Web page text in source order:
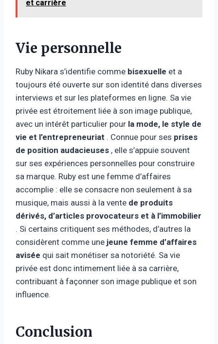
et carrière
Vie personnelle
Ruby Nikara s’identifie comme bisexuelle et a
toujours été ouverte sur son identité dans diverses
interviews et sur les plateformes en ligne. Sa vie
privée est étroitement liée à son image publique,
avec un intérêt particulier pour la mode, le style de
vie et l’entrepreneuriat . Connue pour ses prises
de position audacieuses , elle s’appuie souvent
sur ses expériences personnelles pour construire
sa marque. Ruby est une femme d’affaires
accomplie : elle se consacre non seulement à sa
musique, mais aussi à la vente de produits
dérivés, d’articles provocateurs et à l’immobilier
. Si certains critiquent ses méthodes, d’autres la
considèrent comme une jeune femme d’affaires
avisée qui sait monétiser sa notoriété. Sa vie
privée est donc intimement liée à sa carrière,
contribuant à façonner son image publique et son
influence.
Conclusion